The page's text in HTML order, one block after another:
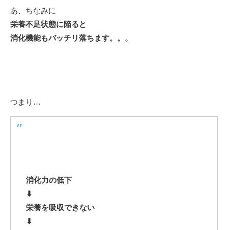
あ、ちなみに
栄養不足状態に陥ると
消化機能もバッチリ落ちます。。。
つまり…
消化力の低下
⬇︎
栄養を吸収できない
⬇︎